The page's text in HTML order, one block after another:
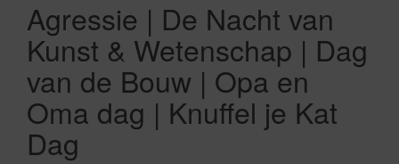
Agressie | De Nacht van
Kunst & Wetenschap | Dag
van de Bouw | Opa en
Oma dag | Knuffel je Kat
Dag